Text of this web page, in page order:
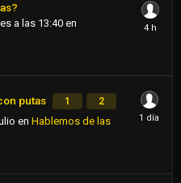
a las 13:40 en
putas 1 2
en Hablemos de las